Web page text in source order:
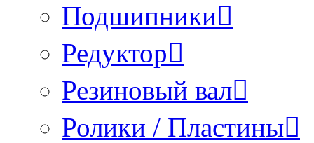
Подшипники
Редуктор
Резиновый вал
Ролики / Пластины